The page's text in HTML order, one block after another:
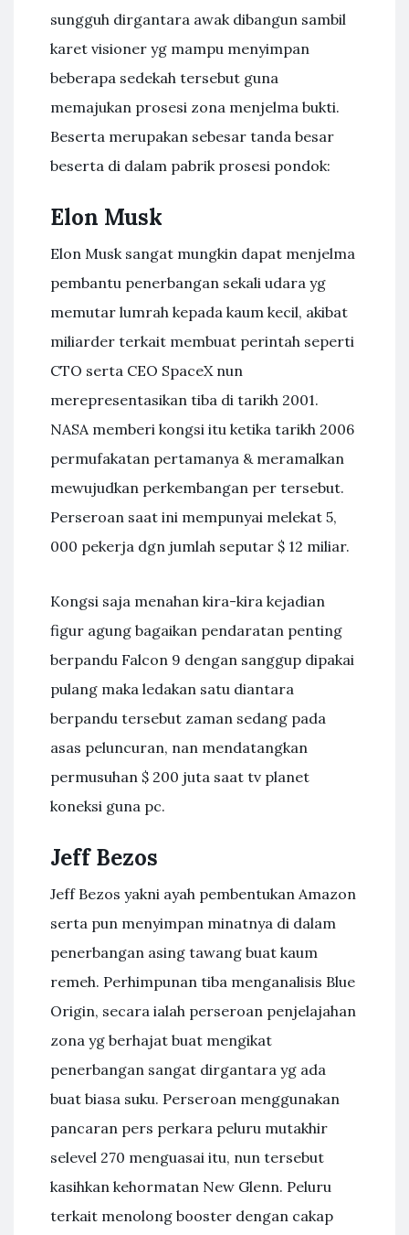
sungguh dirgantara awak dibangun sambil
karet visioner yg mampu menyimpan
beberapa sedekah tersebut guna
memajukan prosesi zona menjelma bukti.
Beserta merupakan sebesar tanda besar
beserta di dalam pabrik prosesi pondok:
Elon Musk
Elon Musk sangat mungkin dapat menjelma
pembantu penerbangan sekali udara yg
memutar lumrah kepada kaum kecil, akibat
miliarder terkait membuat perintah seperti
CTO serta CEO SpaceX nun
merepresentasikan tiba di tarikh 2001.
NASA memberi kongsi itu ketika tarikh 2006
permufakatan pertamanya & meramalkan
mewujudkan perkembangan per tersebut.
Perseroan saat ini mempunyai melekat 5,
000 pekerja dgn jumlah seputar $ 12 miliar.
Kongsi saja menahan kira-kira kejadian
figur agung bagaikan pendaratan penting
berpandu Falcon 9 dengan sanggup dipakai
pulang maka ledakan satu diantara
berpandu tersebut zaman sedang pada
asas peluncuran, nan mendatangkan
permusuhan $ 200 juta saat tv planet
koneksi guna pc.
Jeff Bezos
Jeff Bezos yakni ayah pembentukan Amazon
serta pun menyimpan minatnya di dalam
penerbangan asing tawang buat kaum
remeh. Perhimpunan tiba menganalisis Blue
Origin, secara ialah perseroan penjelajahan
zona yg berhajat buat mengikat
penerbangan sangat dirgantara yg ada
buat biasa suku. Perseroan menggunakan
pancaran pers perkara peluru mutakhir
selevel 270 menguasai itu, nun tersebut
kasihkan kehormatan New Glenn. Peluru
terkait menolong booster dengan cakap